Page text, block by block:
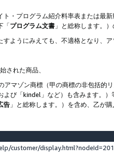
・プログラム紹介料率表または最
「プログラム文書 」と総称します。
ようにみえても、不適格となり、
された商品、
アマゾン商標（甲の商標の非包括的
び「kindel」など）も含みます。
告 」と総称します。）を含め、乙が
customer/